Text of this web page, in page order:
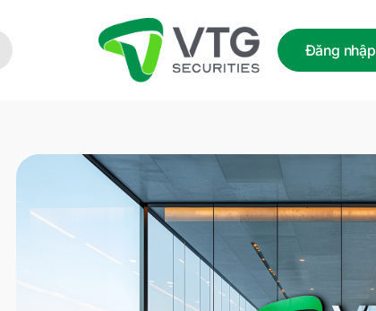
Đăng nhập